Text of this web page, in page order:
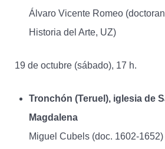
Álvaro Vicente Romeo
Historia del Arte, UZ)
19 de octubre (sábado), 17 h.
Tronchón (Teruel), iglesia de
Magdalena
Miguel Cubels (doc. 1602-